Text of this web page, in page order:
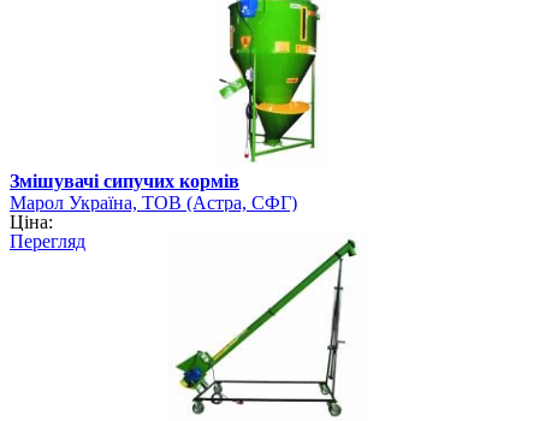
Змішувачі сипучих кормів
Марол Україна, ТОВ (Астра, СФГ)
Ціна:
Перегляд